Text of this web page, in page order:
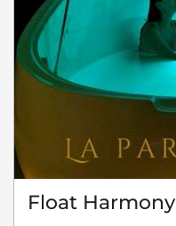
Float Harmony